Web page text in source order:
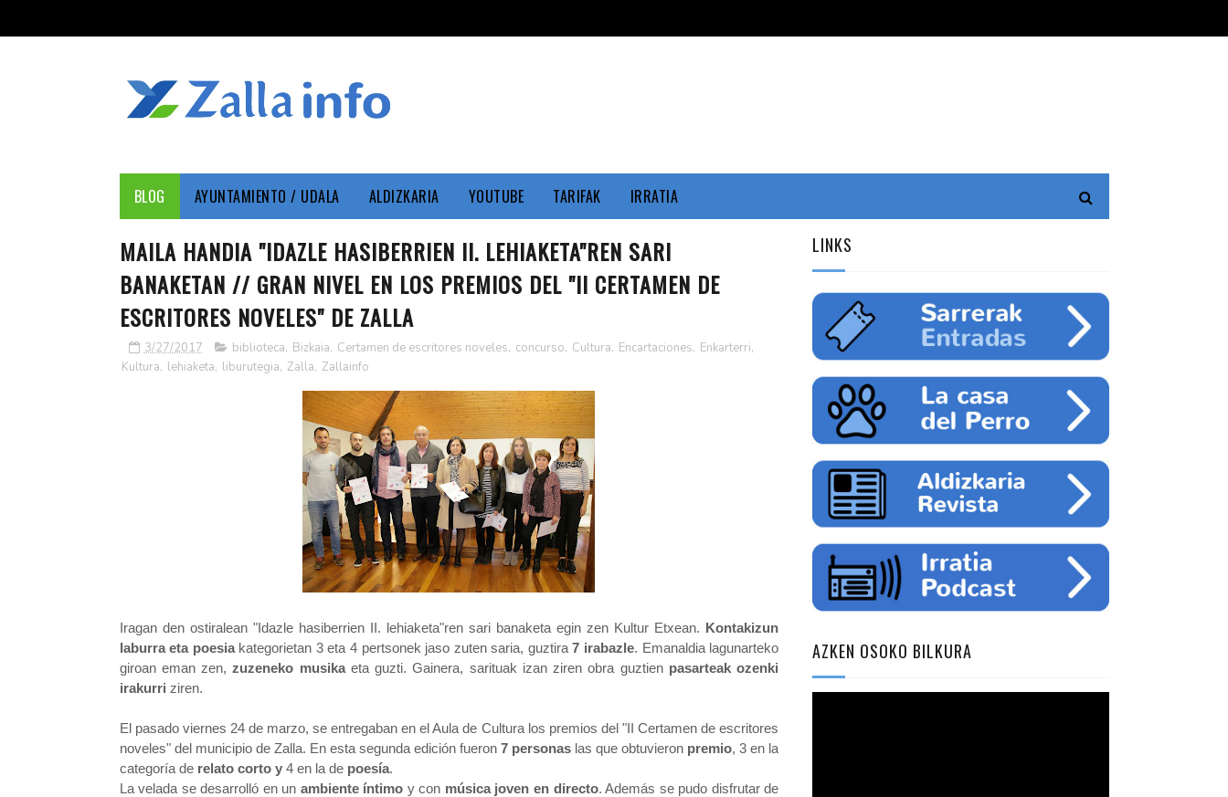
BLOG AYUNTAMIENTO / UDALA ALDIZKARIA YOUTUBE TARIFAK IRRATIA
MAILA HANDIA "IDAZLE HASIBERRIEN II. LEHIAKETA"REN SARI
BANAKETAN // GRAN NIVEL EN LOS PREMIOS DEL "II CERTAMEN DE
ESCRITORES NOVELES" DE ZALLA
3/27/2017 biblioteca, Bizkaia, Certamen de escritores noveles, concurso, Cultura, Encartaciones, Enkarterri,
Kultura, lehiaketa, liburutegia, Zalla, Zallainfo
Iragan den ostiralean "Idazle hasiberrien II. lehiaketa"ren sari banaketa egin zen Kultur Etxean. Kontakizun
laburra eta poesiakategorietan 3 eta 4 pertsonek jaso zuten saria, guztira7 irabazle. Emanaldia lagunarteko
giroan eman zen,zuzeneko musikaeta guzti. Gainera, sarituak izan ziren obra guztien pasarteak ozenki
irakurri ziren.
El pasado viernes 24 de marzo, se entregaban en el Aula de Cultura los premios del "II Certamen de escritores
noveles" del municipio de Zalla. En esta segunda edición fueron 7 personaslas que obtuvieron premio, 3 en la
categoría de relato corto y4 en la de poesía.
La velada se desarrolló en un ambiente íntimo y con música joven en directo. Además se pudo disfrutar de
LINKS
AZKEN OSOKO BILKURA